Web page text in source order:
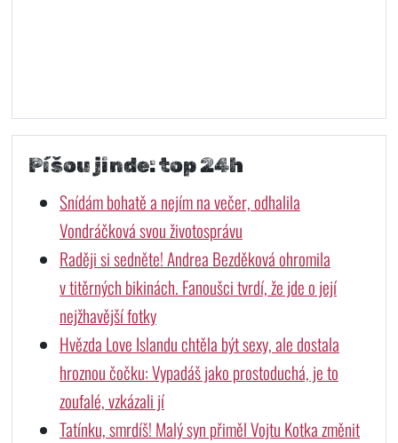
Píšou jinde: top 24h
Snídám bohatě a nejím na večer, odhalila
Vondráčková svou životosprávu
Raději si sedněte! Andrea Bezděková ohromila
v titěrných bikinách. Fanoušci tvrdí, že jde o její
nejžhavější fotky
Hvězda Love Islandu chtěla být sexy, ale dostala
hroznou čočku: Vypadáš jako prostoduchá, je to
zoufalé, vzkázali jí
Tatínku, smrdíš! Malý syn přiměl Vojtu Kotka změnit